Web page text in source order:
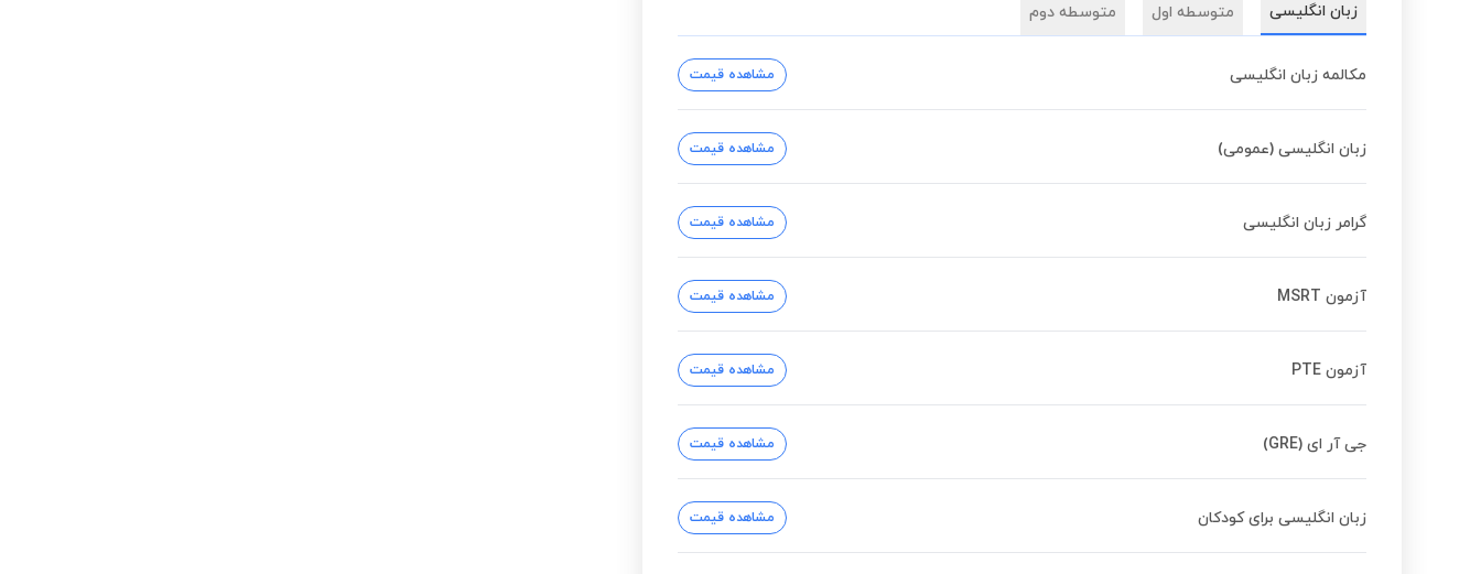
زبان انگلیسی متوسطه اول متوسطه دوم
مکالمه زبان انگلیسی مشاهده قیمت
زبان انگلیسی (عمومی) مشاهده قیمت
گرامر زبان انگلیسی مشاهده قیمت
آزمون MSRT مشاهده قیمت
آزمون PTE مشاهده قیمت
جی آر ای (GRE) مشاهده قیمت
زبان انگلیسی برای کودکان مشاهده قیمت